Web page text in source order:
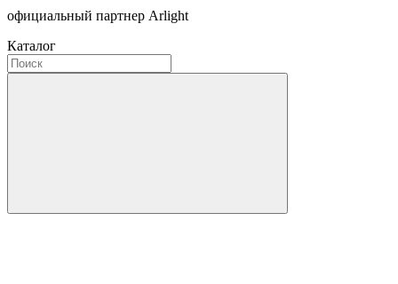
официальный партнер Arlight
Каталог